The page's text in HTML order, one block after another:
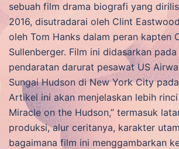
sebuah film drama biografi yang
2016, disutradarai oleh Clint
oleh Tom Hanks dalam peran kapten
Sullenberger. Film ini didasarkan
pendaratan darurat pesawat US
Sungai Hudson di New York City
Artikel ini akan menjelaskan lebih
Miracle on the Hudson,” termasuk
produksi, alur ceritanya, karakter
bagaimana film ini menggambarkan